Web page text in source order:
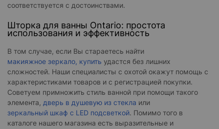
соответствуется с достоинствами.
Шторка для ванны Ontario: простота
использования и эффективность
В том случае, если Вы стараетесь найти
макияжное зеркало, купить удастся без лишних
сложностей. Наши специалисты с охотой окажут помощь с
характеристиками товаров и с регистрацией покупки.
Советуем примножить стиль ванной при помощи такого
элемента, дверь в душевую из стекла или
зеркальный шкаф с LED подсветкой. Помимо того в
каталоге нашего магазина есть выразительные и